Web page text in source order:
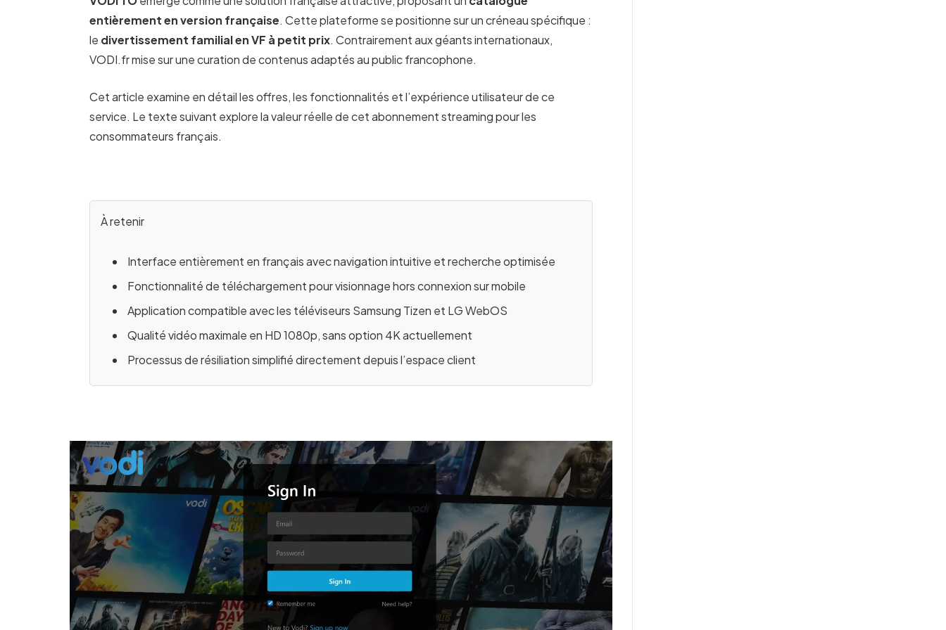
entièrement en version française. Cette plateforme se positionne sur un créneau spécifique :
le divertissement familial en VF à petit prix. Contrairement aux géants internationaux,
VODI.fr mise sur une curation de contenus adaptés au public francophone.
Cet article examine en détail les offres, les fonctionnalités et l’expérience utilisateur de ce
service. Le texte suivant explore la valeur réelle de cet abonnement streaming pour les
consommateurs français.
À retenir
Interface entièrement en français avec navigation intuitive et recherche optimisée
Fonctionnalité de téléchargement pour visionnage hors connexion sur mobile
Application compatible avec les téléviseurs Samsung Tizen et LG WebOS
Qualité vidéo maximale en HD 1080p, sans option 4K actuellement
Processus de résiliation simplifié directement depuis l’espace client